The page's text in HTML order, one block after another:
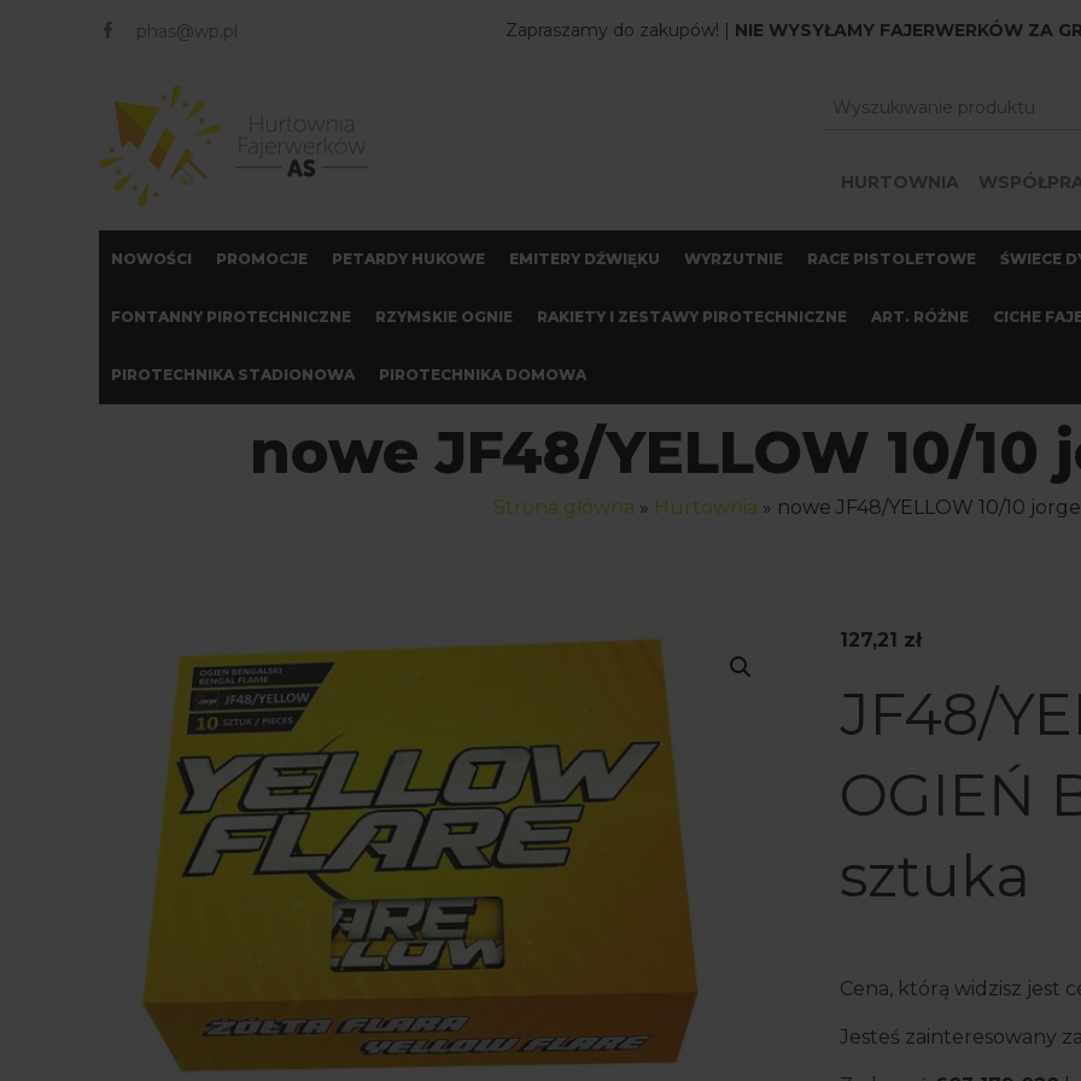
phas@wp.pl
Zapraszamy do zakupów! | NIE WYSYŁAMY FAJERWERKÓW ZA
HURTOWNIA
NOWOŚCI PROMOCJE PETARDY HUKOWE EMITERY DŹWIĘKU WYRZUTNIE RACE PISTOLETOWE ŚWIECE
FONTANNY PIROTECHNICZNE RZYMSKIE OGNIE RAKIETY I ZESTAWY PIROTECHNICZNE ART. RÓŻNE CICHE
PIROTECHNIKA STADIONOWA PIROTECHNIKA DOMOWA
nowe JF48/YELLOW 10/
Strona główna » Hurtownia » nowe JF48/YELLOW 10/10
127,21 zł
JF48/
OGIEŃ
sztuka
Cena, którą widzisz jest
Jesteś zainteresowany